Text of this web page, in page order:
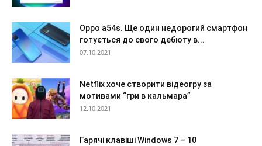
Oppo a54s. Ще один недорогий смартфон
готується до свого дебюту в...
07.10.2021
Netflix хоче створити відеогру за
мотивами “гри в кальмара”
12.10.2021
Гарячі клавіші Windows 7 – 10